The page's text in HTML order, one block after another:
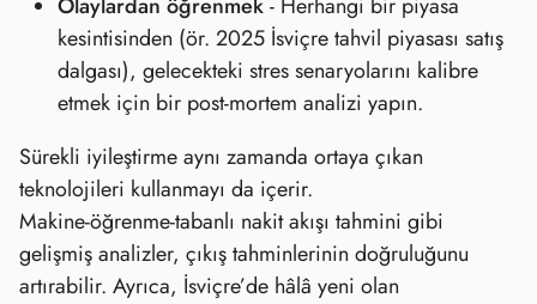
kesintisinden (ör. 2025 İsviçre tahvil piyasası satış
dalgası), gelecekteki stres senaryolarını kalibre
etmek için bir post‑mortem analizi yapın.
Sürekli iyileştirme aynı zamanda ortaya çıkan
teknolojileri kullanmayı da içerir.
Makine‑öğrenme‑tabanlı nakit akışı tahmini gibi
gelişmiş analizler, çıkış tahminlerinin doğruluğunu
artırabilir. Ayrıca, İsviçre’de hâlâ yeni olan